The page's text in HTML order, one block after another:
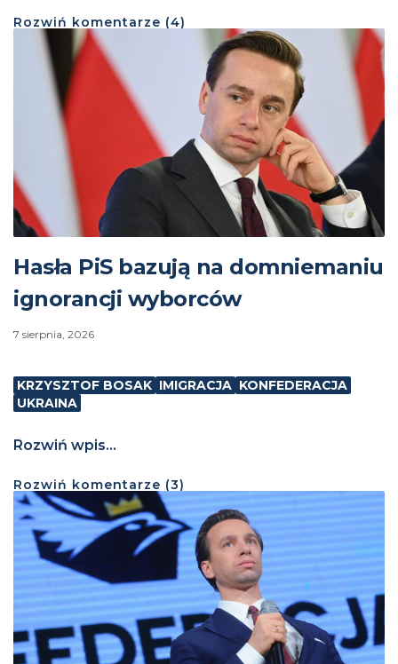
Rozwiń komentarze (4)
Hasła PiS bazują na domniemaniu
ignorancji wyborców
7 sierpnia, 2026
KRZYSZTOF BOSAK IMIGRACJA KONFEDERACJA
UKRAINA
Rozwiń wpis...
Rozwiń komentarze (3)